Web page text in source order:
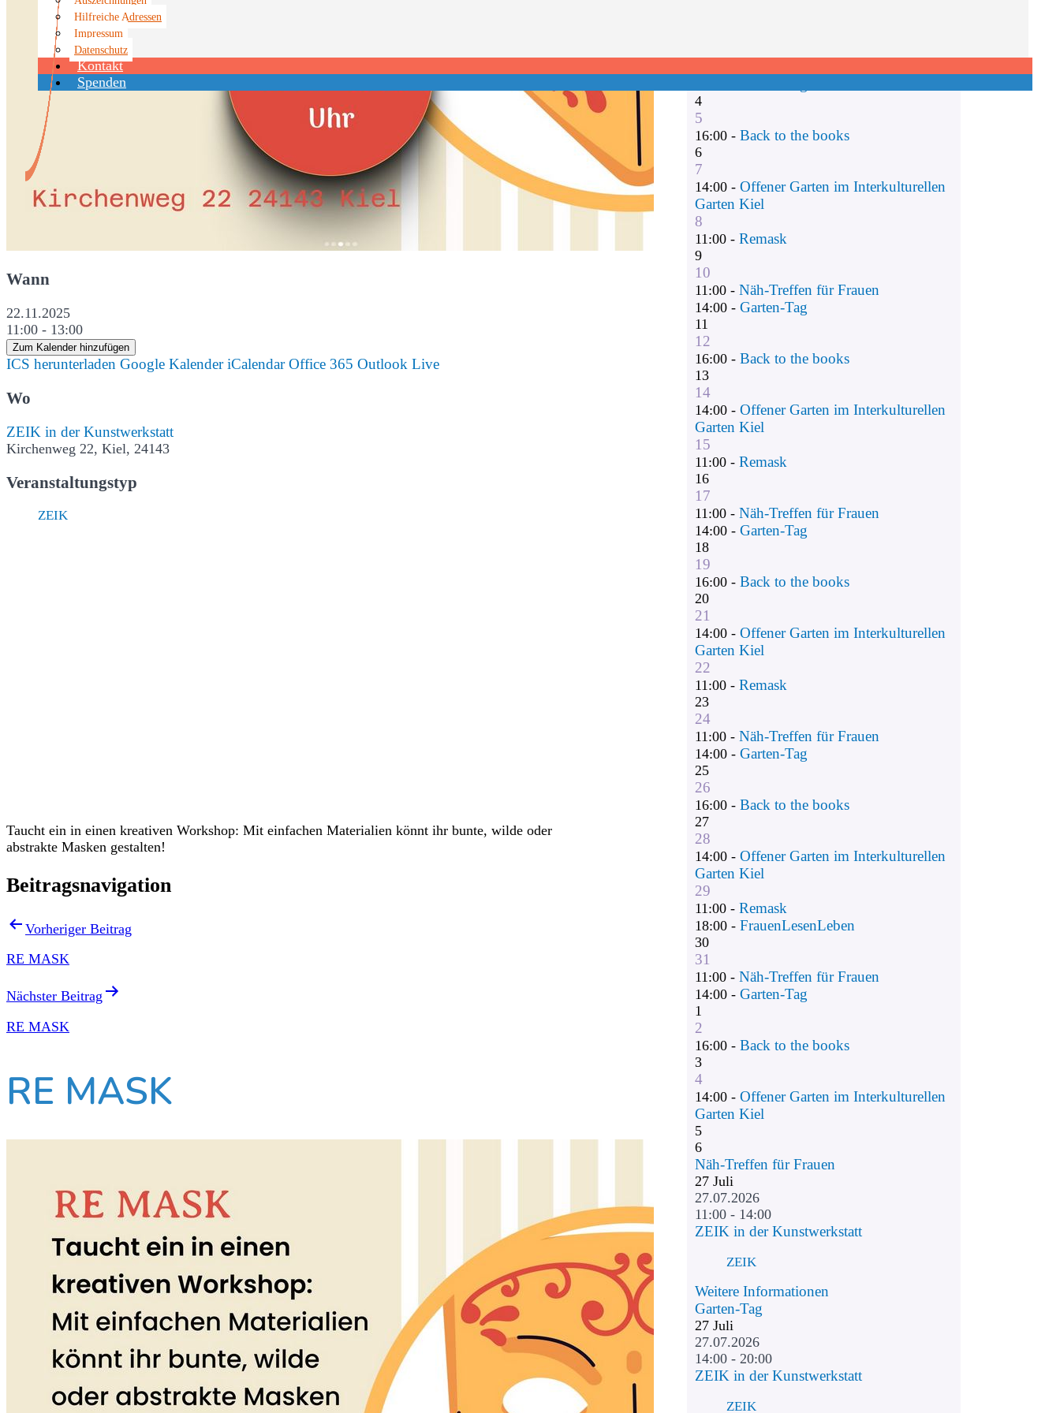
Hilfreiche Adressen
Impressum
Datenschutz
Kontakt
Spenden
Wann
22.11.2025
11:00 - 13:00
Zum Kalender hinzufügen
ICS herunterladen Google Kalender iCalendar Office 365 Outlook Live
Wo
ZEIK in der Kunstwerkstatt
Kirchenweg 22, Kiel, 24143
Veranstaltungstyp
ZEIK
Taucht ein in einen kreativen Workshop: Mit einfachen Materialien könnt ihr bunte, wilde oder
abstrakte Masken gestalten!
Beitragsnavigation
Vorheriger Beitrag
RE MASK
Nächster Beitrag
RE MASK
RE MASK
4
5
16:00 -Back to the books
6
7
14:00 -Offener Garten im Interkulturellen
Garten Kiel
8
11:00 -Remask
9
10
11:00 -Näh-Treffen für Frauen
14:00 -Garten-Tag
11
12
16:00 -Back to the books
13
14
14:00 -Offener Garten im Interkulturellen
Garten Kiel
15
11:00 -Remask
16
17
11:00 -Näh-Treffen für Frauen
14:00 -Garten-Tag
18
19
16:00 -Back to the books
20
21
14:00 -Offener Garten im Interkulturellen
Garten Kiel
22
11:00 -Remask
23
24
11:00 -Näh-Treffen für Frauen
14:00 -Garten-Tag
25
26
16:00 -Back to the books
27
28
14:00 -Offener Garten im Interkulturellen
Garten Kiel
29
11:00 -Remask
18:00 -FrauenLesenLeben
30
31
11:00 -Näh-Treffen für Frauen
14:00 -Garten-Tag
1
2
16:00 -Back to the books
3
4
14:00 -Offener Garten im Interkulturellen
Garten Kiel
5
6
Näh-Treffen für Frauen
27 Juli
27.07.2026
11:00 - 14:00
ZEIK in der Kunstwerkstatt
ZEIK
Weitere Informationen
Garten-Tag
27 Juli
27.07.2026
14:00 - 20:00
ZEIK in der Kunstwerkstatt
ZEIK